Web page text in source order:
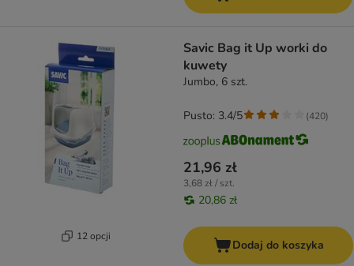
12 opcji
Savic Bag it Up worki do
kuwety
Jumbo, 6 szt.
21,96 zł
3,68 zł / szt.
20,86 zł
Pusto: 3.4/5 (420)
Dodaj do koszyka